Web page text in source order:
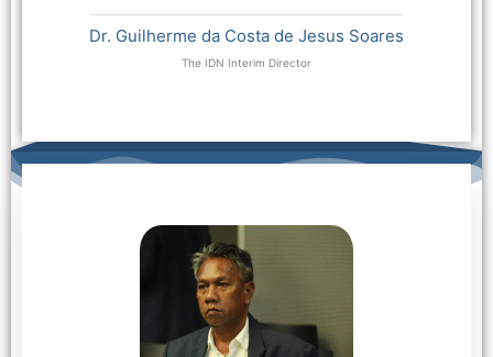
Dr. Guilherme da Costa de Jesus Soares
The IDN Interim Director